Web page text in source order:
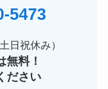
5473
日祝休み）
無料！
ださい